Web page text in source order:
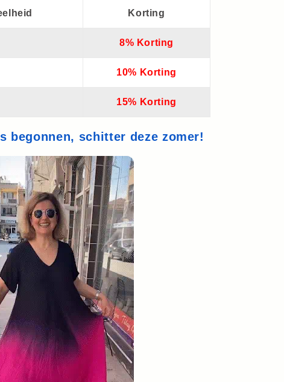
Korting
8% Korting
10% Korting
15% Korting
begonnen, schitter deze zomer!